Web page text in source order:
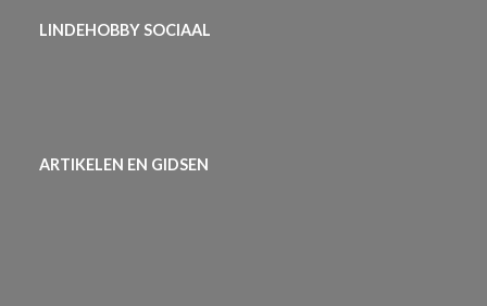
LINDEHOBBY SOCIAAL
ARTIKELEN EN GIDSEN